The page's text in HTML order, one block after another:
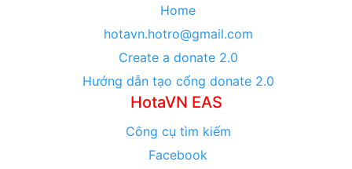
Home
hotavn.hotro@gmail.com
Create a donate 2.0
Hướng dẫn tạo cổng donate 2.0
HotaVN EAS
Công cụ tìm kiếm
Facebook